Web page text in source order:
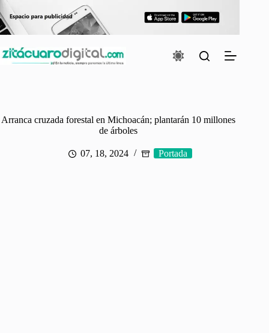
al
contenido
Arranca cruzada forestal en Michoacán; plantarán 10 millones
de árboles
07, 18, 2024 Portada